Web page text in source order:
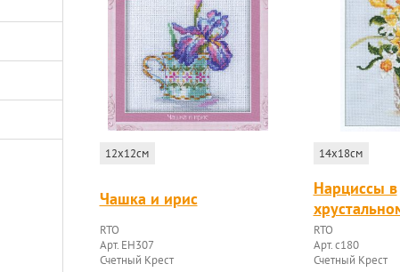
12x12см
Чашка и ирис
RTO
Арт. EH307
Счетный Крест
14x18см
Нарциссы в
RTO
Арт. c180
Счетный Крест